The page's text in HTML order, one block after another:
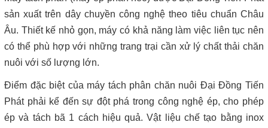
sản xuất trên dây chuyền công nghệ theo tiêu chuẩn Châu
Âu. Thiết kế nhỏ gọn, máy có khả năng làm việc liên tục nên
có thể phù hợp với những trang trại cần xử lý chất thải chăn
nuôi với số lượng lớn.
Điểm đặc biệt của máy tách phân chăn nuôi Đại Đồng Tiến
Phát phải kể đến sự đột phá trong công nghệ ép, cho phép
ép và tách bã 1 cách hiệu quả. Vật liệu chế tạo bằng inox